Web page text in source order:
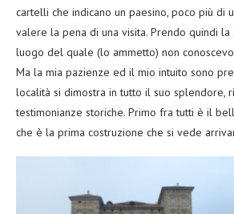
cartelli che indicano un paesino, poco più di
valere la pena di una visita. Prendo quindi
luogo del quale (lo ammetto) non conoscevo
Ma la mia pazienze ed il mio intuito sono
località si dimostra in tutto il suo splendore,
testimonianze storiche. Primo fra tutti è il
che è la prima costruzione che si vede